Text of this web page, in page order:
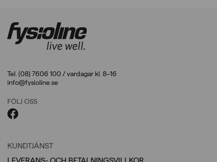
Tel. (08) 7606 100 / vardagar kl. 8–16
info@fysioline.se
FÖLJ OSS
KUNDTJÄNST
LEVERANS- OCH BETALNINGSVILLKOR